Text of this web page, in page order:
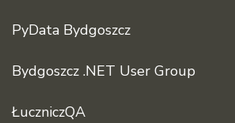
PyData Bydgoszcz
Bydgoszcz .NET User Group
ŁuczniczQA